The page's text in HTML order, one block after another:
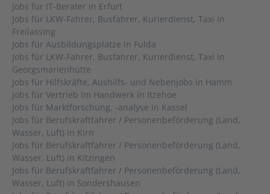
Jobs für IT-Berater in Erfurt
Jobs für LKW-Fahrer, Busfahrer, Kurierdienst, Taxi in
Freilassing
Jobs für Ausbildungsplätze in Fulda
Jobs für LKW-Fahrer, Busfahrer, Kurierdienst, Taxi in
Georgsmarienhütte
Jobs für Hilfskräfte, Aushilfs- und Nebenjobs in Hamm
Jobs für Vertrieb im Handwerk in Itzehoe
Jobs für Marktforschung, -analyse in Kassel
Jobs für Berufskraftfahrer / Personenbeförderung (Land,
Wasser, Luft) in Kirn
Jobs für Berufskraftfahrer / Personenbeförderung (Land,
Wasser, Luft) in Kitzingen
Jobs für Berufskraftfahrer / Personenbeförderung (Land,
Wasser, Luft) in Sondershausen